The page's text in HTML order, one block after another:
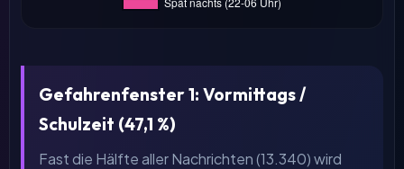
Gefahrenfenster 1: Vormittags /
Schulzeit (47,1 %)
Fast die Hälfte aller Nachrichten (13.340) wird